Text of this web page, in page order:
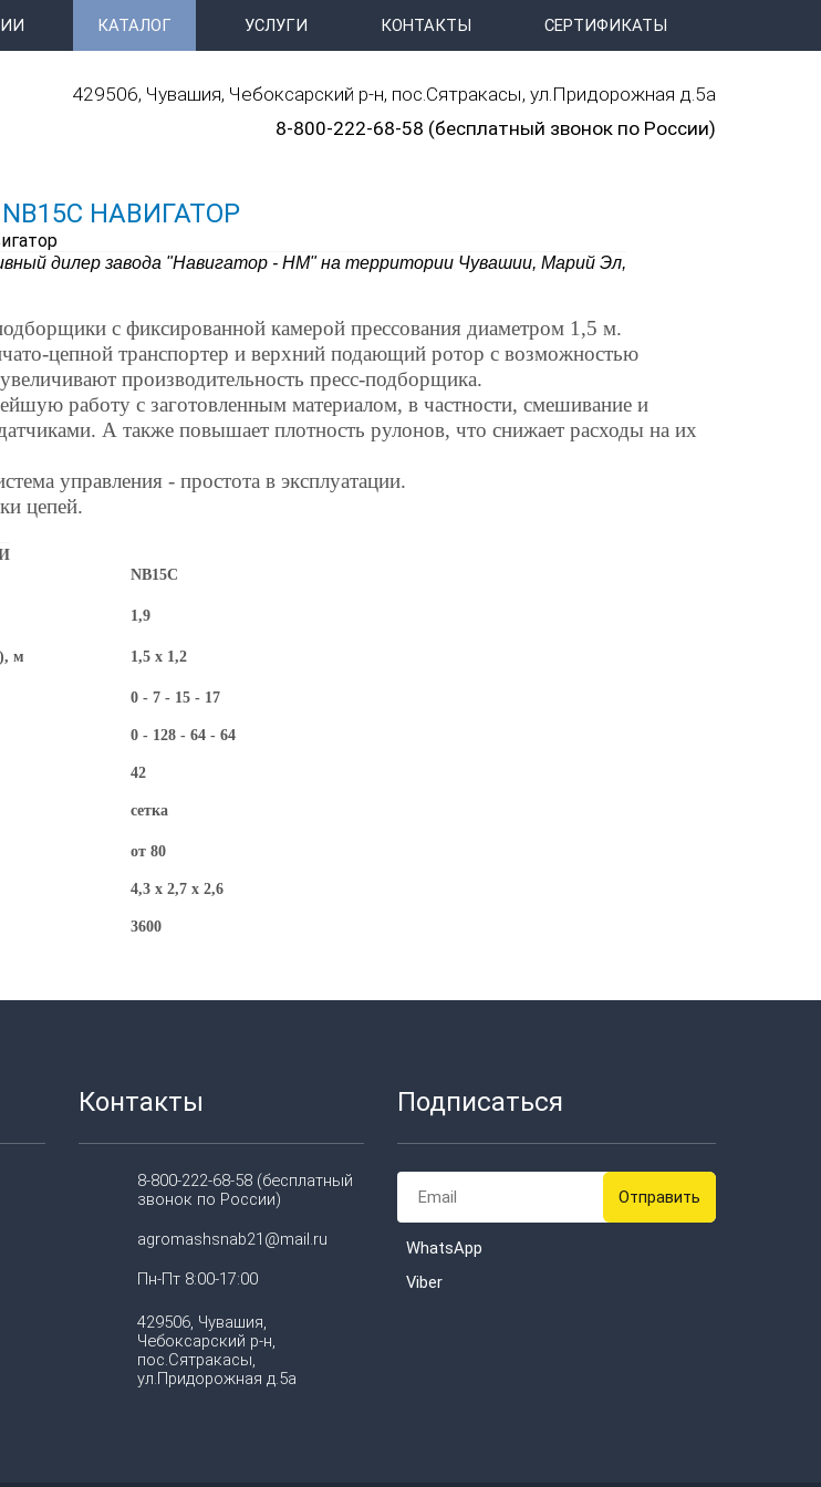
КАТАЛОГ УСЛУГИ КОНТАКТЫ СЕРТИФИКАТЫ
429506, Чувашия, Чебоксарский р-н, пос.Сятракасы, ул.Придорожная д.5а
8-800-222-68-58 (бесплатный звонок по России)
НАВИГАТОР
дилер завода "Навигатор - НМ" на территории Чувашии, Марий Эл,
с фиксированной камерой прессования диаметром 1,5 м.
цепной транспортер и верхний подающий ротор с возможностью
производительность пресс-подборщика.
работу с заготовленным материалом, в частности, смешивание и
А также повышает плотность рулонов, что снижает расходы на их
управления - простота в эксплуатации.
цепей.
NB15C
1,9
(d х h), м 1,5 х 1,2
0 - 7 - 15 - 17
0 - 128 - 64 - 64
42
сетка
от 80
4,3 х 2,7 х 2,6
3600
Контакты
8-800-222-68-58 (бесплатный
звонок по России)
agromashsnab21@mail.ru
Пн-Пт 8:00-17:00
429506, Чувашия,
Чебоксарский р-н,
пос.Сятракасы,
ул.Придорожная д.5а
Подписаться
WhatsApp
Viber